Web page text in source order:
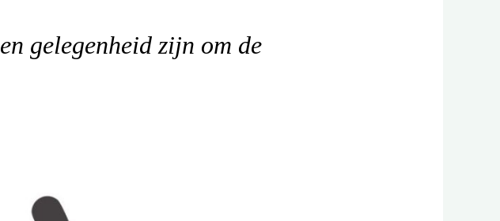
gelegenheid zijn om de